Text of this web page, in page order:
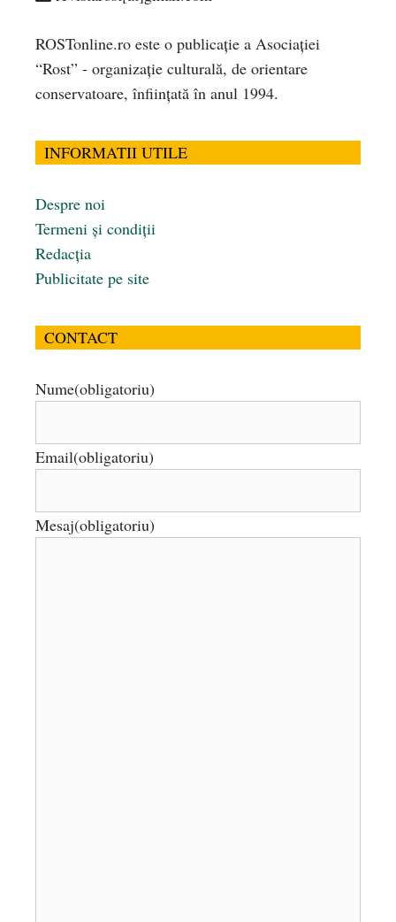
ROSTonline.ro este o publicaţie a Asociaţiei
“Rost” - organizaţie culturală, de orientare
conservatoare, înfiinţată în anul 1994.
INFORMATII UTILE
Despre noi
Termeni și condiții
Redacția
Publicitate pe site
CONTACT
Nume(obligatoriu)
Email(obligatoriu)
Mesaj(obligatoriu)